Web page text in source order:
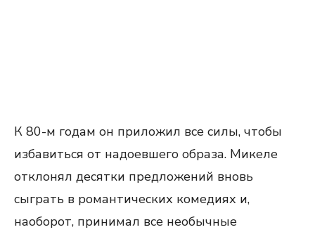
К 80-м годам он приложил все силы, чтобы
избавиться от надоевшего образа. Микеле
отклонял десятки предложений вновь
сыграть в романтических комедиях и,
наоборот, принимал все необычные